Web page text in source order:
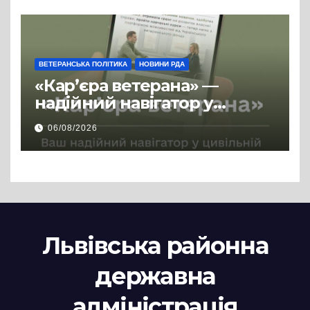
ВЕТЕРАНСЬКА ПОЛІТИКА НОВИНИ РДА
«Кар’єра ветерана» —
надійний навігатор у
цивільній професії
06/08/2026
Львівська районна
державна